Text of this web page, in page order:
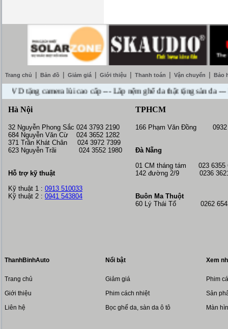
Trang chủ Bản đồ Giảm giá Giới thiệu Thanh toán Vận chuyển Bảo
camera lùi cao cấp --- Lắp nệm ghế da thật tặng sàn da ---
Hà Nội
32 Nguyễn Phong Sắc 024 3793 2190
684 Nguyễn Văn Cừ 024 3652 1282
371 Trần Khát Chân 024 3972 7399
623 Nguyễn Trãi 024 3552 1980
Hỗ trợ kỹ thuật
Kỹ thuật 1 : 0913 510033
Kỹ thuật 2 : 0941 543804
TPHCM
166 Phạm Văn Đồng 0932
Đà Nẵng
01 CM tháng tám 023 6355
142 đường 2/9 0236
Buôn Ma Thuột
60 Lý Thái Tổ 0262
ThanhBinhAuto
Trang chủ
Giới thiệu
Liên hệ
Nổi bật
Giảm giá
Phim cách nhiệt
Bọc ghế da, sàn da ô tô
Xem
Phim
Sản
Màn